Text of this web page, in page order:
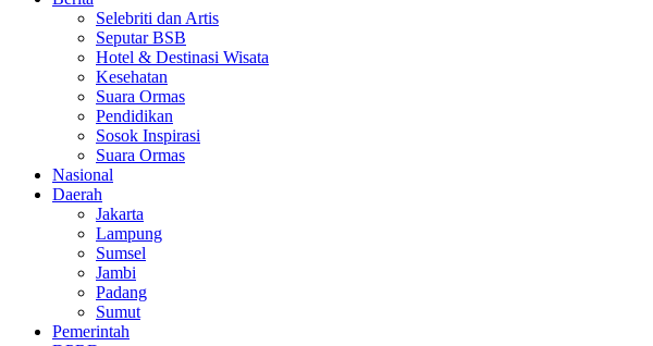
Selebriti dan Artis
Seputar BSB
Hotel & Destinasi Wisata
Kesehatan
Suara Ormas
Pendidikan
Sosok Inspirasi
Suara Ormas
Nasional
Daerah
Jakarta
Lampung
Sumsel
Jambi
Padang
Sumut
Pemerintah